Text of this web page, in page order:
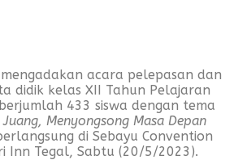
acara pelepasan dan
didik kelas XII Tahun Pelajaran
433 siswa dengan tema
Menyongsong Masa Depan
di Sebayu Convention
Inn Tegal, Sabtu (20/5/2023).